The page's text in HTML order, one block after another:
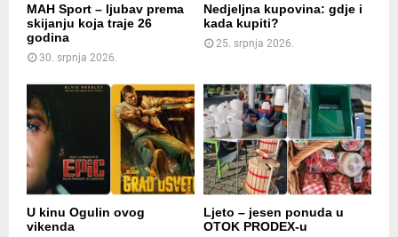
MAH Sport – ljubav prema
skijanju koja traje 26
godina
30. srpnja 2026.
Nedjeljna kupovina: gdje i
kada kupiti?
25. srpnja 2026.
U kinu Ogulin ovog
vikenda
Ljeto – jesen ponuda u
OTOK PRODEX-u